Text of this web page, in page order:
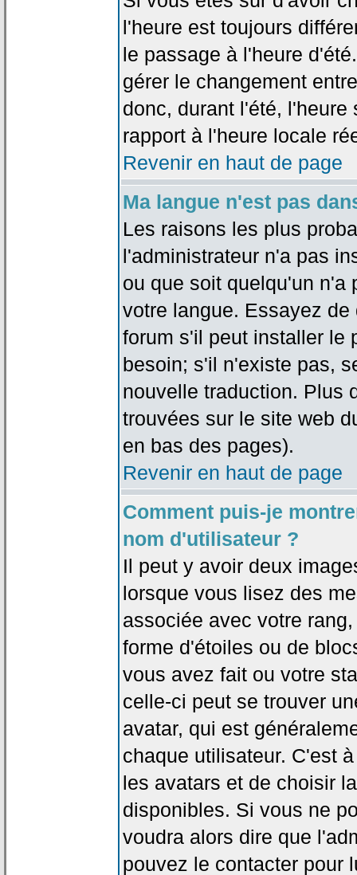
l'heure est toujours
le passage à l'heure
gérer le changement
donc, durant l'été, l'heure
rapport à l'heure locale
Revenir en haut de page
Ma langue n'est pas
Les raisons les plus
l'administrateur n'a pas
ou que soit quelqu'un n'a
votre langue. Essayez
forum s'il peut installer le
besoin; s'il n'existe pas,
nouvelle traduction. Plus
trouvées sur le site web
en bas des pages).
Revenir en haut de page
Comment puis-je
nom d'utilisateur ?
Il peut y avoir deux
lorsque vous lisez des
associée avec votre
forme d'étoiles ou de
vous avez fait ou votre
celle-ci peut se trouver
avatar, qui est
chaque utilisateur. C'est
les avatars et de choisir
disponibles. Si vous ne
voudra alors dire que
pouvez le contacter pour